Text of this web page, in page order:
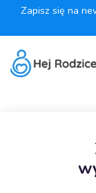
Zapisz się na